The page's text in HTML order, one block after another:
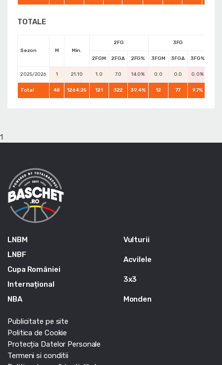
TOTALE
Sezon M Min.
2FG 3FG
2FGM 2FGA 2FG% 3FGM 3FGA 3FG%
2025/2026 1 21:10 1.0 7.0 14.0% 0.0 0.0 0.0%
Total 48 1264:25 121 322 39.4% 12 77 9.7%
1
LNBM
LNBF
Cupa României
Internațional
NBA
Vulturii
Acvilele
3x3
Monden
Publicitate pe site
Politica de Cookie
Protecția Datelor Personale
Termeni si conditii